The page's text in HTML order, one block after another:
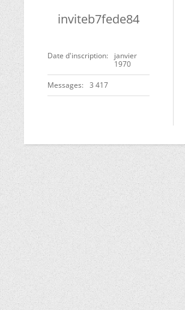
inviteb7fede84
Date d'inscription
janvier
1970
Messages 3 417